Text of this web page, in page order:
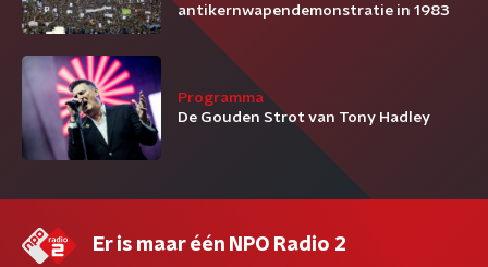
antikernwapendemonstratie in 1983
Programma
De Gouden Strot van Tony Hadley
Er is maar één NPO Radio 2